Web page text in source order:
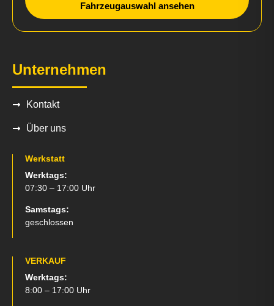
Fahrzeugauswahl ansehen
Unternehmen
Kontakt
Über uns
Werkstatt
Werktags:
07:30 – 17:00 Uhr
Samstags:
geschlossen
VERKAUF
Werktags:
8:00 – 17:00 Uhr